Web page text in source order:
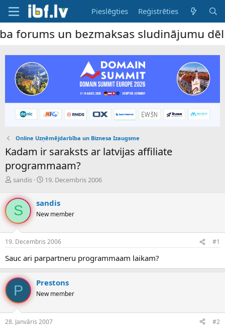
Pieslēgties Reģistrēties
un bezmaksas sludinājumu dēlis –
Online Uzņēmējdarbība un Biznesa Izaugsme
Kadam ir saraksts ar latvijas affiliate
programmaam?
P
v
e
d
i
e
n
u
z
s
ā
c
ē
j
sandis
S
u
m
d
a
u
m
19. Decembris 2006
S sandis
New member
19. Decembris 2006 #1
Sauc ari parpartneru programmaam laikam?
P Prestons
New member
28. Janvāris 2007 #2